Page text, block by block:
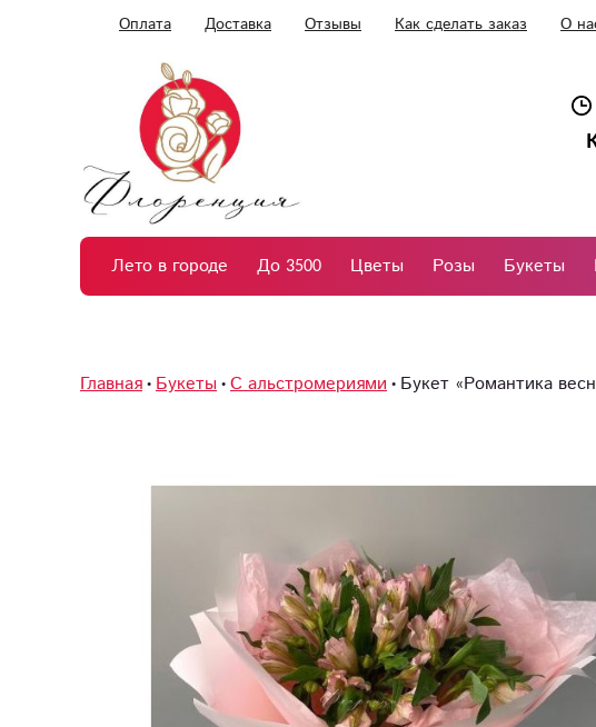
Оплата Доставка Отзывы Как сделать заказ О
Лето в городе До 3500 Цветы Розы Букеты
Главная Букеты С альстромериями Букет «Романтика